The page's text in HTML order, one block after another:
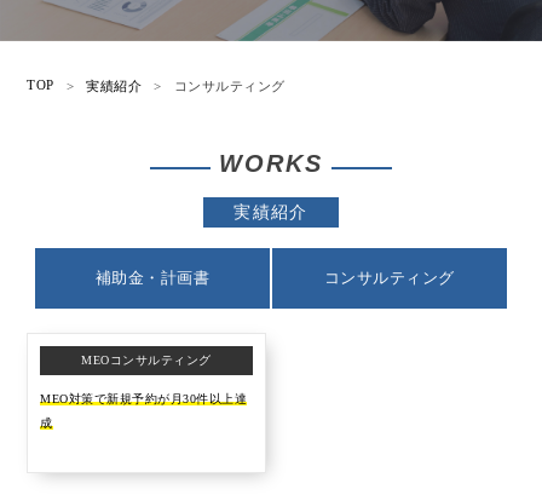
TOP > 実績紹介 > コンサルティング
WORKS
実績紹介
補助金・計画書 コンサルティング
MEOコンサルティング
MEO対策で新規予約が月30件以上達
成